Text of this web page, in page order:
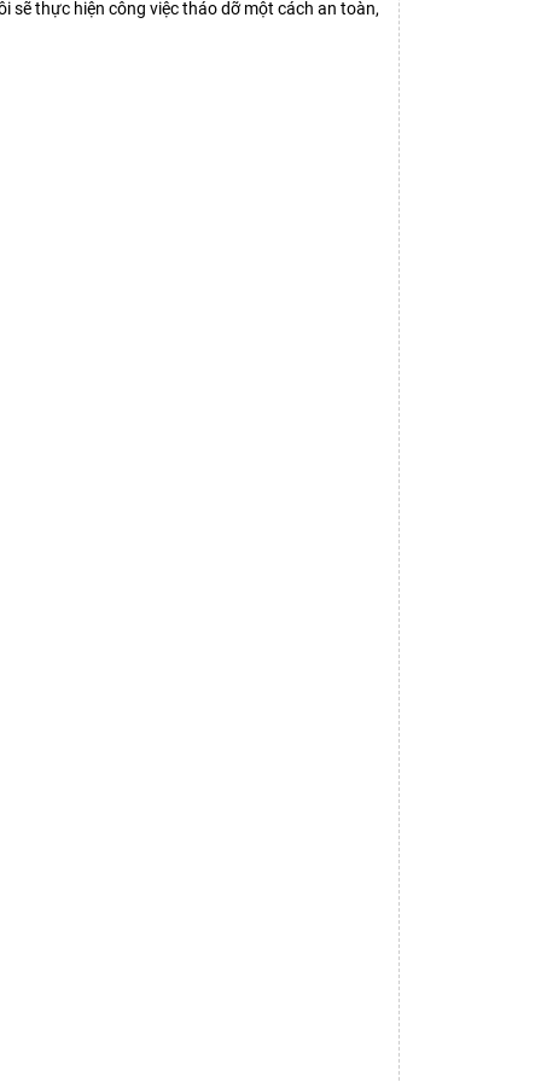
sẽ thực hiện công việc tháo dỡ một cách an toàn,